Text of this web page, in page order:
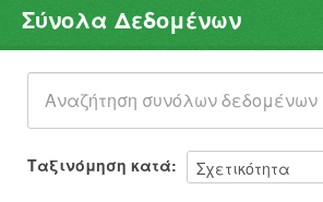
Σύνολα Δεδομένων
Φορείς
Ομάδες
Σχετικά
Σύνολα Δεδομένων
Ταξινόμηση κατά